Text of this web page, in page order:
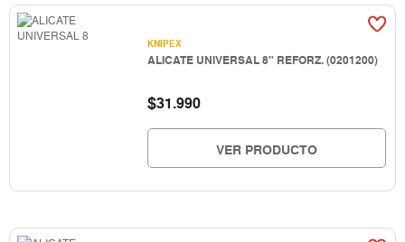
KNIPEX
ALICATE UNIVERSAL 8" REFORZ. (0201200)
$31.990
VER PRODUCTO